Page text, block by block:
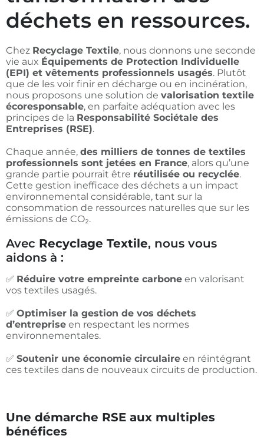
déchets en ressources.
Chez Recyclage Textile, nous donnons une seconde
vie aux Équipements de Protection Individuelle
(EPI) et vêtements professionnels usagés. Plutôt
que de les voir finir en décharge ou en incinération,
nous proposons une solution de valorisation textile
écoresponsable, en parfaite adéquation avec les
principes de la Responsabilité Sociétale des
Entreprises (RSE).
Chaque année, des milliers de tonnes de textiles
professionnels sont jetées en France, alors qu’une
grande partie pourrait être réutilisée ou recyclée.
Cette gestion inefficace des déchets a un impact
environnemental considérable, tant sur la
consommation de ressources naturelles que sur les
émissions de CO₂.
Avec Recyclage Textile, nous vous
aidons à :
✅ Réduire votre empreinte carbone en valorisant
vos textiles usagés.
✅ Optimiser la gestion de vos déchets
d’entreprise en respectant les normes
environnementales.
✅ Soutenir une économie circulaire en réintégrant
ces textiles dans de nouveaux circuits de production.
Une démarche RSE aux multiples
bénéfices